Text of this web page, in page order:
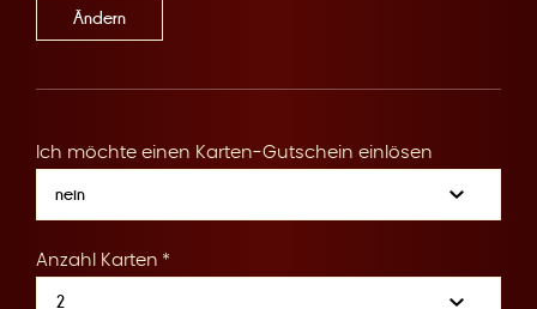
R
e
Ändern
Ich möchte einen Karten-Gutschein einlösen
Anzahl Karten